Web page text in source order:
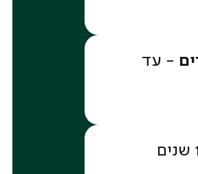
- עד
- עד 10 שנים